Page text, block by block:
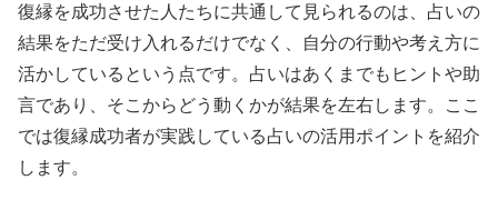
復縁を成功させた人たちに共通して見られるのは、占いの
結果をただ受け入れるだけでなく、自分の行動や考え方に
活かしているという点です。占いはあくまでもヒントや助
言であり、そこからどう動くかが結果を左右します。ここ
では復縁成功者が実践している占いの活用ポイントを紹介
します。